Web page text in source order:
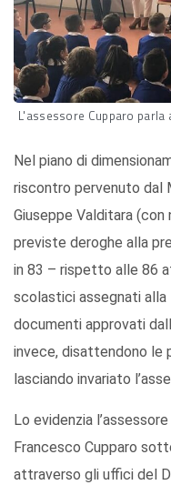
L'assessore Cupparo parla
Nel piano di
riscontro pervenuto dal
Giuseppe Valditara
previste deroghe alla
in 83 – rispetto alle 86
scolastici assegnati alla
documenti approvati
invece, disattendono le
lasciando invariato
Lo evidenzia
Francesco Cupparo
attraverso gli uffici del